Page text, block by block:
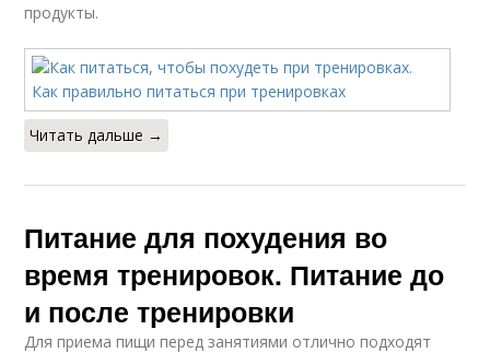
продукты.
Читать дальше →
Питание для похудения во
время тренировок. Питание до
и после тренировки
Для приема пищи перед занятиями отлично подходят